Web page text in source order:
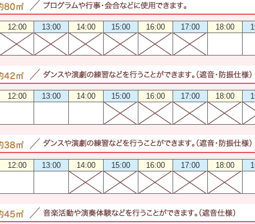
12:00 13:00 14:00 15:00 16:00 17:00 18:00
12:00 13:00 14:00 15:00 16:00 17:00 18:00
12:00 13:00 14:00 15:00 16:00 17:00 18:00